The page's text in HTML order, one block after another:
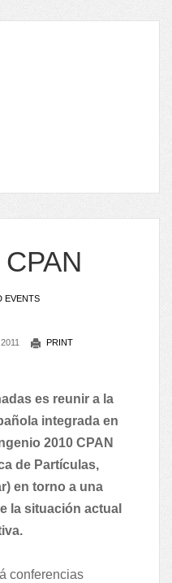
EVENTS
PRINT
es reunir a la
integrada en
2010 CPAN
de Partículas,
en torno a una
la situación actual
conferencias